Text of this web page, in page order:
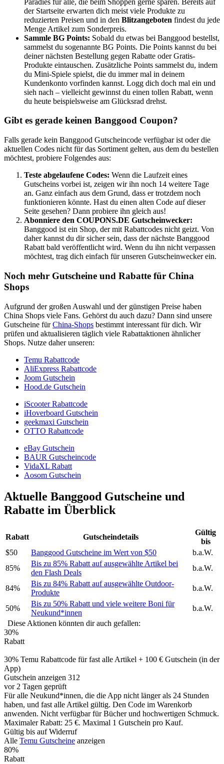
der Startseite erwarten dich meist viele Produkte zu
reduzierten Preisen und in den Blitzangeboten findest du jede
Menge Artikel zum Sonderpreis.
Sammle BG Points: Sobald du etwas bei Banggood bestellst,
sammelst du sogenannte BG Points. Die Points kannst du bei
deiner nächsten Bestellung gegen Rabatte oder Gratis-
Produkte eintauschen. Zusätzliche Points sammelst du, indem
du Mini-Spiele spielst, die du immer mal in deinem
Kundenkonto vorfinden kannst. Logg dich doch mal ein und
sieh nach – vielleicht gewinnst du einen tollen Rabatt, wenn
du heute beispielsweise am Glücksrad drehst.
Gibt es gerade keinen Banggood Coupon?
Falls gerade kein Banggood Gutscheincode verfügbar ist oder die
aktuellen Codes nicht für das Sortiment gelten, aus dem du bestellen
möchtest, probiere Folgendes aus:
Teste abgelaufene Codes: Wenn die Laufzeit eines
Gutscheins vorbei ist, zeigen wir ihn noch 14 weitere Tage
an. Ganz einfach aus dem Grund, dass er trotzdem noch
funktionieren könnte. Hast du einen alten Code auf dieser
Seite gesehen? Dann probiere ihn gleich aus!
Abonniere den COUPONS.DE Gutscheinwecker:
Banggood ist ein Shop, der mit Rabattcodes nicht geizt. Von
daher kannst du dir sicher sein, dass der nächste Banggood
Rabatt bald veröffentlicht wird. Wenn du ihn nicht verpassen
möchtest, trag dich einfach für unseren Gutscheinweckerein.
Noch mehr Gutscheine und Rabatte für China
Shops
Aufgrund der großen Auswahl und der günstigen Preise haben
China Shops viele Fans. Gehörst du auch dazu? Dann sind unsere
Gutscheine fürChina-Shops bestimmt interessant für dich. Wir
prüfen und aktualisieren täglich viele Rabattaktionen ähnlicher
Shops. Nutze daher unseren:
Temu Rabattcode
AliExpress Rabattcode
Joom Gutschein
Hood.de Gutschein
iScooter Rabattcode
iHoverboard Gutschein
geekmaxi Gutschein
OTTO Rabattcode
eBay Gutschein
BAUR Gutscheincode
VidaXL Rabatt
Aosom Gutschein
Aktuelle Banggood Gutscheine und
Rabatte im Überblick
Rabatt Gutscheindetails
Gültig
bis
$50
Banggood Gutscheine im Wert von $50
b.a.W.
85%
Bis zu 85% Rabatt auf ausgewählte Artikel bei
den Flash Deals
b.a.W.
84%
Bis zu 84% Rabatt auf ausgewählte Outdoor-
Produkte
b.a.W.
50%
Bis zu 50% Rabatt und viele weitere Boni für
Neukund*innen
b.a.W.
Diese Aktionen könnten dir auch gefallen:
30%
Rabatt
30% Temu Rabattcode für fast alle Artikel + 100 € Gutschein (in der
App)
Gutschein anzeigen 312
vor 2 Tagen geprüft
Für alle Neukund*innen, die die App nicht länger als 24 Stunden
haben, und fast alle Artikel gültig. Den Code im Warenkorb
anwenden. Nicht verfügbar für Bücher und hochwertigen Schmuck.
Maximaler Rabatt: 25 €. Maximal 1 Gutschein pro Kauf.
Gültig bis auf Widerruf
Alle Temu Gutscheine anzeigen
80%
Rabatt